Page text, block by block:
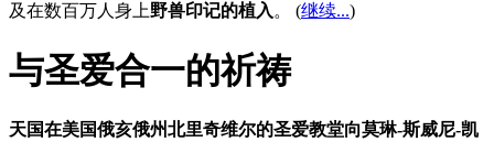
及在数百万人身上野兽印记的植入 。 (继续...)
与圣爱合一的祈祷
天国在美国俄亥俄州北里奇维尔的圣爱教堂向莫琳-斯威尼-凯